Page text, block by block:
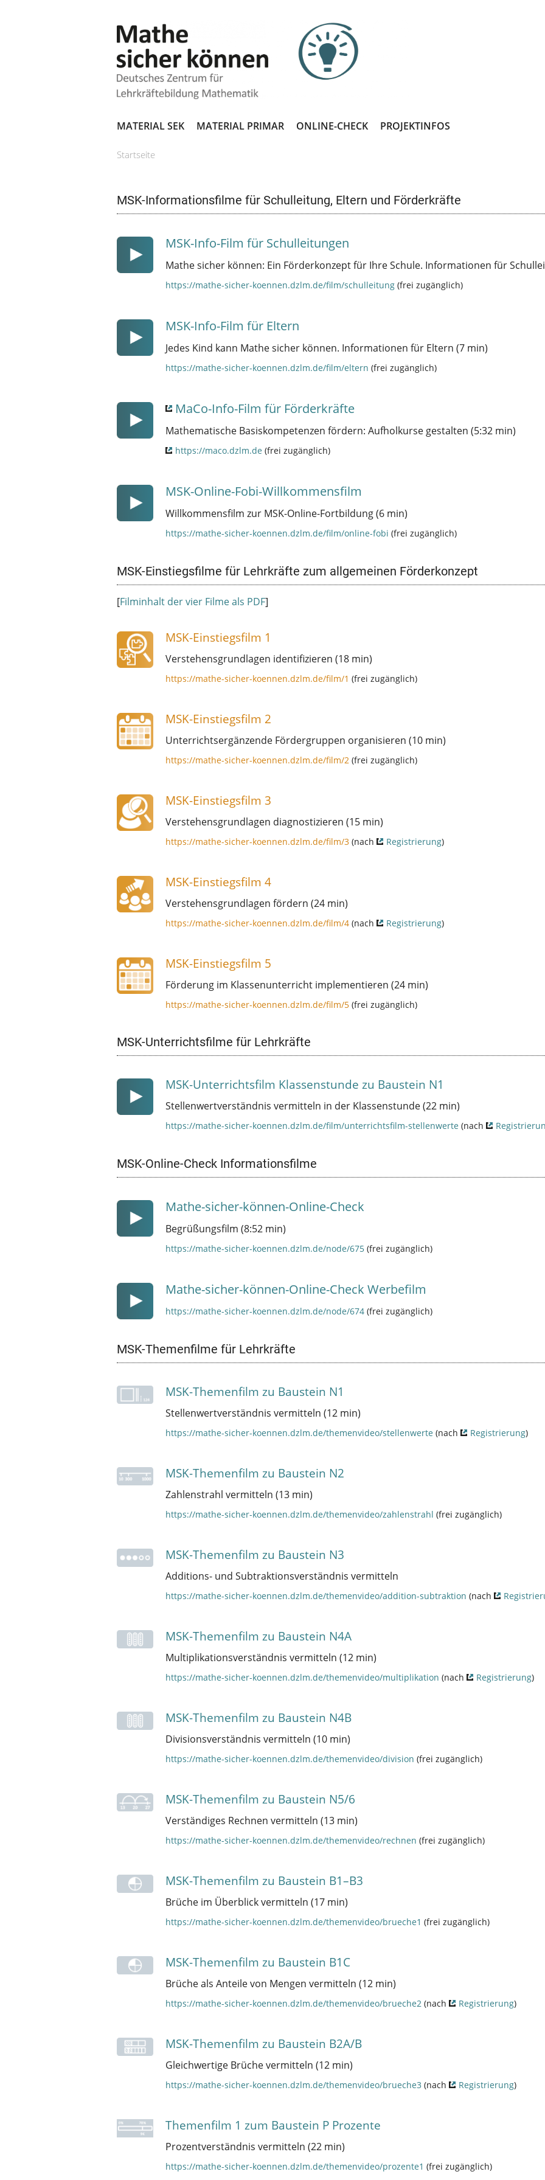
MATERIAL SEK MATERIAL PRIMAR ONLINE-CHECK PROJEKTINFOS
Startseite
MSK-Informationsfilme für Schulleitung, Eltern und Förderkräfte
MSK-Info-Film für Schulleitungen
Mathe sicher können: Ein Förderkonzept für Ihre Schule. Informationen für
https://mathe-sicher-koennen.dzlm.de/film/schulleitung (frei zugänglich)
MSK-Info-Film für Eltern
Jedes Kind kann Mathe sicher können. Informationen für Eltern (7 min)
https://mathe-sicher-koennen.dzlm.de/film/eltern (frei zugänglich)
MaCo-Info-Film für Förderkräfte
Mathematische Basiskompetenzen fördern: Aufholkurse gestalten (5:32 min)
https://maco.dzlm.de (frei zugänglich)
MSK-Online-Fobi-Willkommensfilm
Willkommensfilm zur MSK-Online-Fortbildung (6 min)
https://mathe-sicher-koennen.dzlm.de/film/online-fobi (frei zugänglich)
MSK-Einstiegsfilme für Lehrkräfte zum allgemeinen Förderkonzept
[Filminhalt der vier Filme als PDF]
MSK-Einstiegsfilm 1
Verstehensgrundlagen identifizieren (18 min)
https://mathe-sicher-koennen.dzlm.de/film/1 (frei zugänglich)
MSK-Einstiegsfilm 2
Unterrichtsergänzende Fördergruppen organisieren (10 min)
https://mathe-sicher-koennen.dzlm.de/film/2 (frei zugänglich)
MSK-Einstiegsfilm 3
Verstehensgrundlagen diagnostizieren (15 min)
https://mathe-sicher-koennen.dzlm.de/film/3 (nach Registrierung)
MSK-Einstiegsfilm 4
Verstehensgrundlagen fördern (24 min)
https://mathe-sicher-koennen.dzlm.de/film/4 (nach Registrierung)
MSK-Einstiegsfilm 5
Förderung im Klassenunterricht implementieren (24 min)
https://mathe-sicher-koennen.dzlm.de/film/5 (frei zugänglich)
MSK-Unterrichtsfilme für Lehrkräfte
MSK-Unterrichtsfilm Klassenstunde zu Baustein N1
Stellenwertverständnis vermitteln in der Klassenstunde (22 min)
https://mathe-sicher-koennen.dzlm.de/film/unterrichtsfilm-stellenwerte (nach
MSK-Online-Check Informationsfilme
Mathe-sicher-können-Online-Check
Begrüßungsfilm (8:52 min)
https://mathe-sicher-koennen.dzlm.de/node/675 (frei zugänglich)
Mathe-sicher-können-Online-Check Werbefilm
https://mathe-sicher-koennen.dzlm.de/node/674 (frei zugänglich)
MSK-Themenfilme für Lehrkräfte
MSK-Themenfilm zu Baustein N1
Stellenwertverständnis vermitteln (12 min)
https://mathe-sicher-koennen.dzlm.de/themenvideo/stellenwerte (nach Registrierung)
MSK-Themenfilm zu Baustein N2
Zahlenstrahl vermitteln (13 min)
https://mathe-sicher-koennen.dzlm.de/themenvideo/zahlenstrahl (frei zugänglich)
MSK-Themenfilm zu Baustein N3
Additions- und Subtraktionsverständnis vermitteln
https://mathe-sicher-koennen.dzlm.de/themenvideo/addition-subtraktion (nach
MSK-Themenfilm zu Baustein N4A
Multiplikationsverständnis vermitteln (12 min)
https://mathe-sicher-koennen.dzlm.de/themenvideo/multiplikation (nach Registrierung)
MSK-Themenfilm zu Baustein N4B
Divisionsverständnis vermitteln (10 min)
https://mathe-sicher-koennen.dzlm.de/themenvideo/division (frei zugänglich)
MSK-Themenfilm zu Baustein N5/6
Verständiges Rechnen vermitteln (13 min)
https://mathe-sicher-koennen.dzlm.de/themenvideo/rechnen (frei zugänglich)
MSK-Themenfilm zu Baustein B1–B3
Brüche im Überblick vermitteln (17 min)
https://mathe-sicher-koennen.dzlm.de/themenvideo/brueche1 (frei zugänglich)
MSK-Themenfilm zu Baustein B1C
Brüche als Anteile von Mengen vermitteln (12 min)
https://mathe-sicher-koennen.dzlm.de/themenvideo/brueche2 (nach Registrierung)
MSK-Themenfilm zu Baustein B2A/B
Gleichwertige Brüche vermitteln (12 min)
https://mathe-sicher-koennen.dzlm.de/themenvideo/brueche3 (nach Registrierung)
Themenfilm 1 zum Baustein P Prozente
Prozentverständnis vermitteln (22 min)
https://mathe-sicher-koennen.dzlm.de/themenvideo/prozente1 (frei zugänglich)